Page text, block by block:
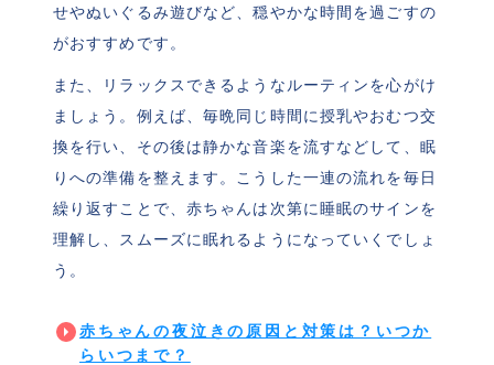
せやぬいぐるみ遊びなど、穏やかな時間を過ごすの
がおすすめです。
また、リラックスできるようなルーティンを心がけ
ましょう。例えば、毎晩同じ時間に授乳やおむつ交
換を行い、その後は静かな音楽を流すなどして、眠
りへの準備を整えます。こうした一連の流れを毎日
繰り返すことで、赤ちゃんは次第に睡眠のサインを
理解し、スムーズに眠れるようになっていくでしょ
う。
赤ちゃんの夜泣きの原因と対策は？いつか
らいつまで？